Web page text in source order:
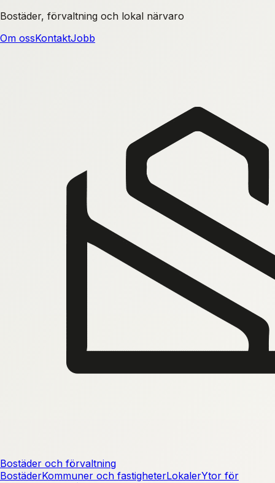
Bostäder, förvaltning och lokal närvaro
Om ossKontaktJobb
Bostäder och förvaltning
BostäderKommuner och fastigheterLokalerYtor för